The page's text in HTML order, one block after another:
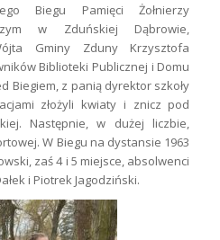
Biegu Pamięci Żołnierzy
w Zduńskiej Dąbrowie,
Gminy Zduny Krzysztofa
Biblioteki Publicznej i Domu
Biegiem, z panią dyrektor szkoły
złożyli kwiaty i znicz pod
Następnie, w dużej liczbie,
W Biegu na dystansie 1963
zaś 4 i 5 miejsce, absolwenci
i Piotrek Jagodziński.